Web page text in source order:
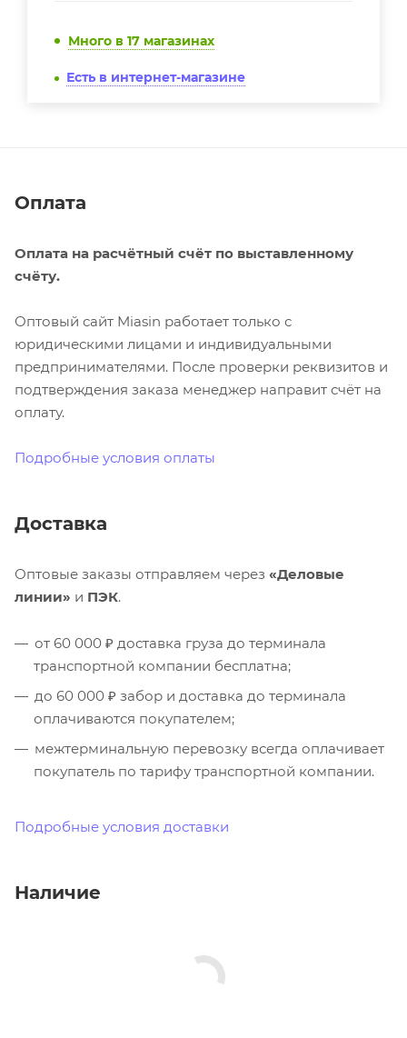
Много в 17 магазинах
Есть в интернет-магазине
Оплата
Оплата на расчётный счёт по выставленному
счёту.
Оптовый сайт Miasin работает только с
юридическими лицами и индивидуальными
предпринимателями. После проверки реквизитов и
подтверждения заказа менеджер направит счёт на
оплату.
Подробные условия оплаты
Доставка
Оптовые заказы отправляем через «Деловые
линии» и ПЭК.
от 60 000 ₽ доставка груза до терминала
транспортной компании бесплатна;
до 60 000 ₽ забор и доставка до терминала
оплачиваются покупателем;
межтерминальную перевозку всегда оплачивает
покупатель по тарифу транспортной компании.
Подробные условия доставки
Наличие